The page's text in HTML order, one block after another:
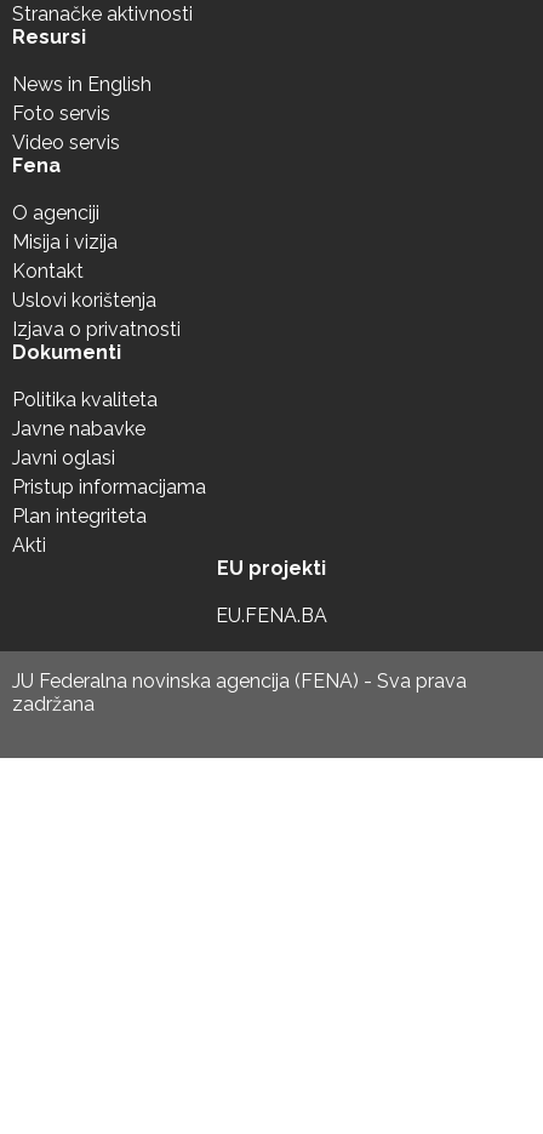
Stranačke aktivnosti
Resursi
News in English
Foto servis
Video servis
Fena
O agenciji
Misija i vizija
Kontakt
Uslovi korištenja
Izjava o privatnosti
Dokumenti
Politika kvaliteta
Javne nabavke
Javni oglasi
Pristup informacijama
Plan integriteta
Akti
EU projekti
EU.FENA.BA
JU Federalna novinska agencija (FENA) - Sva prava
zadržana